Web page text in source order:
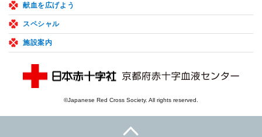
献血を広げよう
スペシャル
施設案内
©Japanese Red Cross Society. All rights reserved.